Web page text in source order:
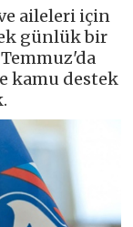
ve aileleri için
günlük bir
kamu destek